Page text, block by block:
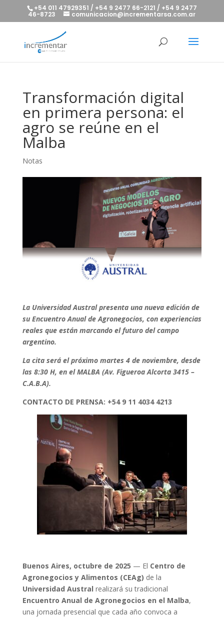
+54 011 47929351 / +54 9 2477 66-2121 / +54 9 2477
46-8723 comunicacion@incrementarsa.com.ar
Transformación digital
en primera persona: el
agro se reúne en el
Malba
Notas
La Universidad Austral presenta una nueva edición de
su Encuentro Anual de Agronegocios, con experiencias
reales que están marcando el futuro del campo
argentino.
La cita será el próximo martes 4 de noviembre, desde
las 8:30 H, en el MALBA (Av. Figueroa Alcorta 3415 –
C.A.B.A).
CONTACTO DE PRENSA: +54 9 11 4034 4213
Buenos Aires, octubre de 2025 — El Centro de
Agronegocios y Alimentos (CEAg) de la
Universidad Austral realizará su tradicional
Encuentro Anual de Agronegocios en el Malba,
una jornada presencial que cada año convoca a